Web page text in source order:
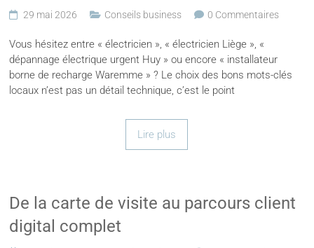
29 mai 2026 Conseils business 0 Commentaires
Vous hésitez entre « électricien », « électricien Liège », «
dépannage électrique urgent Huy » ou encore « installateur
borne de recharge Waremme » ? Le choix des bons mots-clés
locaux n’est pas un détail technique, c’est le point
Lire plus
De la carte de visite au parcours client
digital complet